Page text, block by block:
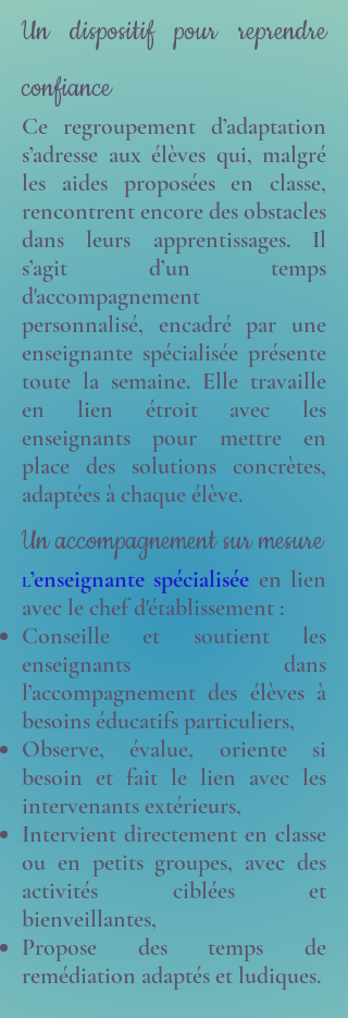
Un dispositif pour reprendre
confiance
Ce regroupement d’adaptation
s’adresse aux élèves qui, malgré
les aides proposées en classe,
rencontrent encore des obstacles
dans leurs apprentissages. Il
s’agit d’un temps
d'accompagnement
personnalisé, encadré par une
enseignante spécialisée présente
toute la semaine. Elle travaille
en lien étroit avec les
enseignants pour mettre en
place des solutions concrètes,
adaptées à chaque élève.
Un accompagnement sur mesure
L’enseignante spécialisée en lien
avec le chef d'établissement :
Conseille et soutient les
enseignants dans
l’accompagnement des élèves à
besoins éducatifs particuliers,
Observe, évalue, oriente si
besoin et fait le lien avec les
intervenants extérieurs,
Intervient directement en classe
ou en petits groupes, avec des
activités ciblées et
bienveillantes,
Propose des temps de
remédiation adaptés et ludiques.